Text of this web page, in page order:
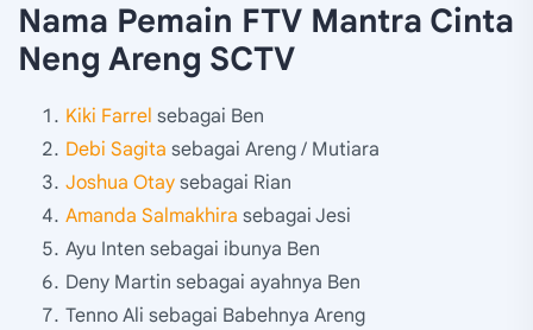
Nama Pemain FTV Mantra Cinta
Neng Areng SCTV
Kiki Farrel sebagai Ben
Debi Sagita sebagai Areng / Mutiara
Joshua Otay sebagai Rian
Amanda Salmakhira sebagai Jesi
Ayu Inten sebagai ibunya Ben
Deny Martin sebagai ayahnya Ben
Tenno Ali sebagai Babehnya Areng